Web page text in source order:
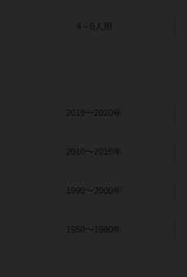
4～8人用
2019〜2020年
2010〜2015年
1990〜2000年
1950〜1980年